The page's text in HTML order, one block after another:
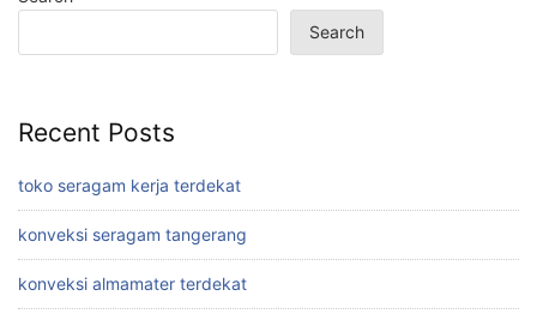
Search
Recent Posts
toko seragam kerja terdekat
konveksi seragam tangerang
konveksi almamater terdekat